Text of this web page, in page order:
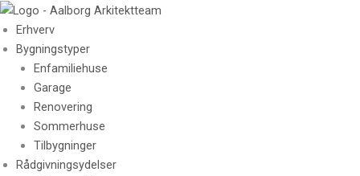
Skip
to
content
Erhverv
Bygningstyper
Enfamiliehuse
Garage
Renovering
Sommerhuse
Tilbygninger
Rådgivningsydelser